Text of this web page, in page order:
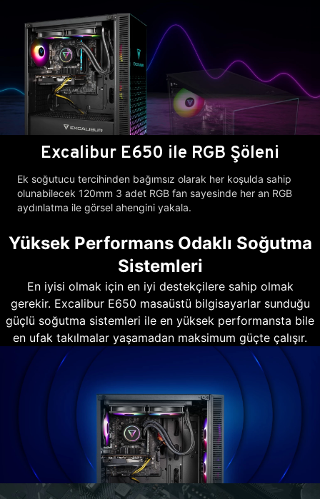
Excalibur E650 ile RGB Şöleni
Ek soğutucu tercihinden bağımsız olarak her koşulda sahip
olunabilecek 120mm 3 adet RGB fan sayesinde her an RGB
aydınlatma ile görsel ahengini yakala.
Yüksek Performans Odaklı Soğutma
Sistemleri
En iyisi olmak için en iyi destekçilere sahip olmak
gerekir. Excalibur E650 masaüstü bilgisayarlar sunduğu
güçlü soğutma sistemleri ile en yüksek performansta bile
en ufak takılmalar yaşamadan maksimum güçte çalışır.